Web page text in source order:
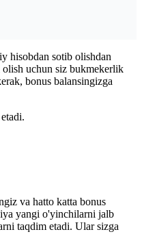
hisobdan sotib olishdan
uchun siz bukmekerlik
bonus balansingizga
va hatto katta bonus
yangi o'yinchilarni jalb
taqdim etadi. Ular sizga